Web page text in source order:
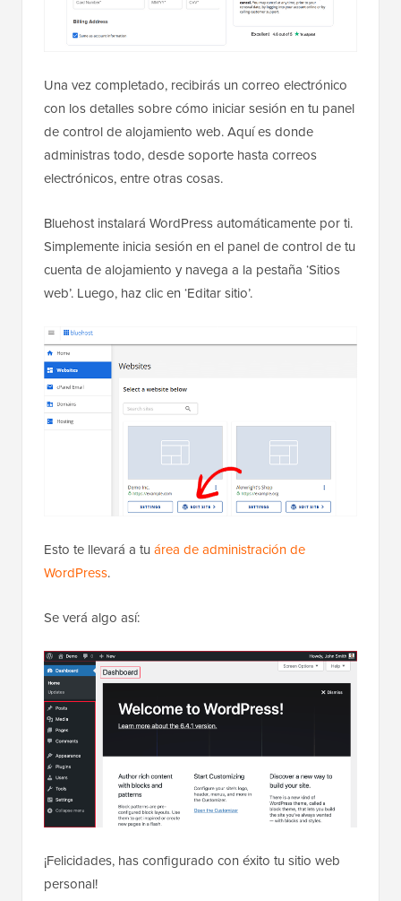
Una vez completado, recibirás un correo electrónico
con los detalles sobre cómo iniciar sesión en tu panel
de control de alojamiento web. Aquí es donde
administras todo, desde soporte hasta correos
electrónicos, entre otras cosas.
Bluehost instalará WordPress automáticamente por ti.
Simplemente inicia sesión en el panel de control de tu
cuenta de alojamiento y navega a la pestaña ‘Sitios
web’. Luego, haz clic en ‘Editar sitio’.
Esto te llevará a tu área de administración de
WordPress.
Se verá algo así:
¡Felicidades, has configurado con éxito tu sitio web
personal!